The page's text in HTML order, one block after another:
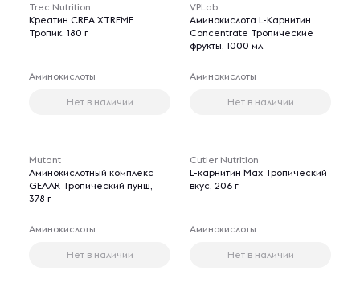
Trec Nutrition
Креатин CREA XTREME
Тропик, 180 г
Аминокислоты
Нет в наличии
VPLab
Аминокислота L-Карнитин
Сoncentrate Тропические
фрукты, 1000 мл
Аминокислоты
Нет в наличии
Mutant
Аминокислотный комплекс
GEAAR Тропический пунш,
378 г
Аминокислоты
Нет в наличии
Cutler Nutrition
L-карнитин Max Тропический
вкус, 206 г
Аминокислоты
Нет в наличии